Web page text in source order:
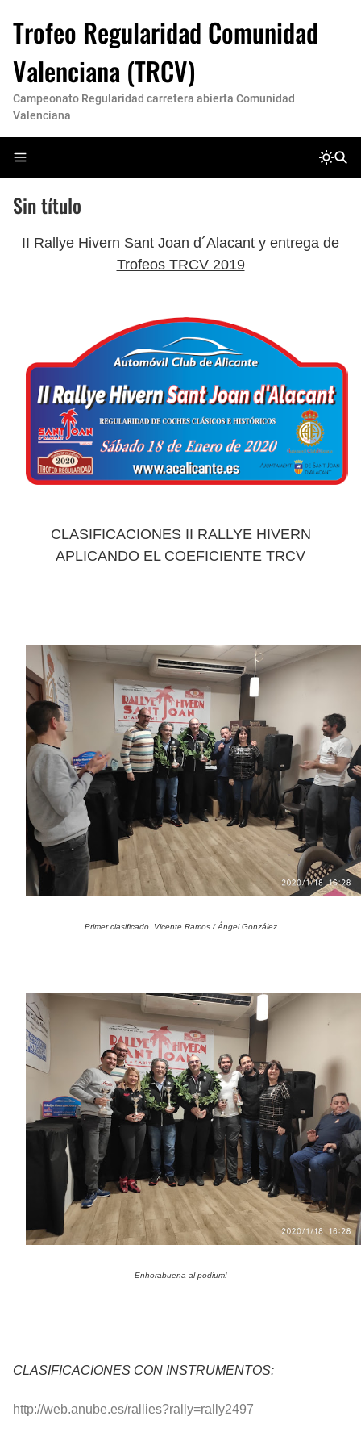
Trofeo Regularidad Comunidad
Valenciana (TRCV)
Campeonato Regularidad carretera abierta Comunidad
Valenciana
Sin título
II Rallye Hivern Sant Joan d´Alacant y entrega de
Trofeos TRCV 2019
CLASIFICACIONES II RALLYE HIVERN
APLICANDO EL COEFICIENTE TRCV
Primer clasificado. Vicente Ramos / Ángel González
Enhorabuena al podium!
CLASIFICACIONES CON INSTRUMENTOS:
http://web.anube.es/rallies?rally=rally2497